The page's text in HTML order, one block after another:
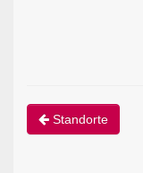
Standorte